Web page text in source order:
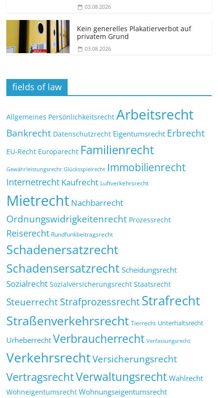
03.08.2026
Kein generelles Plakatierverbot auf
privatem Grund
03.08.2026
fields of law
Allgemeines Persönlichkeitsrecht Arbeitsrecht
Bankrecht Datenschutzrecht Eigentumsrecht Erbrecht
EU-Recht Europarecht Familienrecht
Gewährleistungsrecht Glücksspielrecht Immobilienrecht
Internetrecht Kaufrecht Luftverkehrsrecht
Mietrecht Nachbarrecht
Ordnungswidrigkeitenrecht Prozessrecht
Reiserecht Rundfunkbeitragsrecht
Schadenersatzrecht
Schadensersatzrecht Scheidungsrecht
Sozialrecht Sozialversicherungsrecht Staatsrecht
SteuerrechtStrafprozessrechtStrafrecht
Straßenverkehrsrecht Tierrecht Unterhaltsrecht
Urheberrecht Verbraucherrecht Verfassungsrecht
VerkehrsrechtVersicherungsrecht
VertragsrechtVerwaltungsrecht Wahlrecht
Wohneigentumsrecht Wohnungseigentumsrecht